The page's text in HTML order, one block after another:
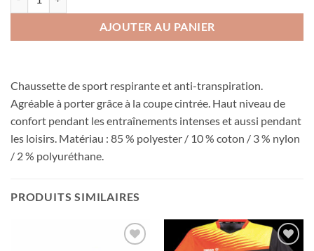
AJOUTER AU PANIER
Chaussette de sport respirante et anti-transpiration.
Agréable à porter grâce à la coupe cintrée. Haut niveau de
confort pendant les entraînements intenses et aussi pendant
les loisirs. Matériau : 85 % polyester / 10 % coton / 3 % nylon
/ 2 % polyuréthane.
PRODUITS SIMILAIRES